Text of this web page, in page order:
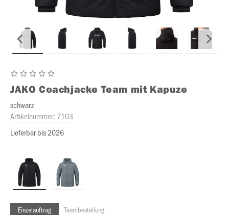
JAKO Coachjacke Team mit Kapuze
schwarz
Artikelnummer: 7103
Lieferbar bis 2026
Einzelauftrag Teambestellung